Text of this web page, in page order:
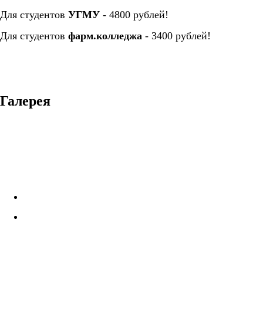
Для студентов УГМУ - 4800 рублей!
Для студентов фарм.колледжа - 3400 рублей!
Галерея